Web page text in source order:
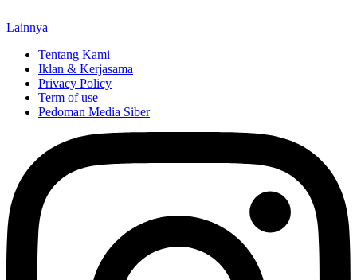
Lainnya
Tentang Kami
Iklan & Kerjasama
Privacy Policy
Term of use
Pedoman Media Siber